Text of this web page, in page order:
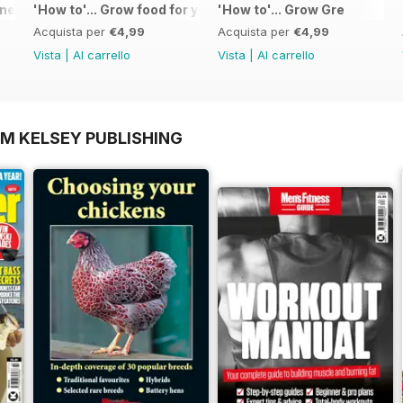
- Special Edition - Free
'How to'... Grow food for your kitchen
Acquista per €4,99
Vista
Al carrello
'How to'... Grow Gre
Acquista per €4,99
Vista
Al carrello
KELSEY PUBLISHING